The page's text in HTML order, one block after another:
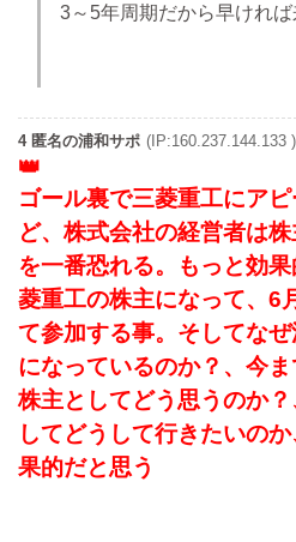
3～5年周期だから早けれ
4 匿名の浦和サポ (IP:160.237.144.133 )
ゴール裏で三菱重工にア
ど、株式会社の経営者は
を一番恐れる。もっと効
菱重工の株主になって、6
て参加する事。そしてな
になっているのか？、今
株主としてどう思うのか
してどうして行きたいの
果的だと思う